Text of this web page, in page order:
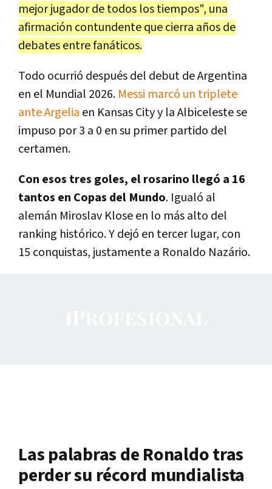
mejor jugador de todos los tiempos", una
afirmación contundente que cierra años de
debates entre fanáticos.
Todo ocurrió después del debut de Argentina
en el Mundial 2026. Messi marcó un triplete
ante Argelia en Kansas City y la Albiceleste se
impuso por 3 a 0 en su primer partido del
certamen.
Con esos tres goles, el rosarino llegó a 16
tantos en Copas del Mundo. Igualó al
alemán Miroslav Klose en lo más alto del
ranking histórico. Y dejó en tercer lugar, con
15 conquistas, justamente a Ronaldo Nazário.
Las palabras de Ronaldo tras
perder su récord mundialista